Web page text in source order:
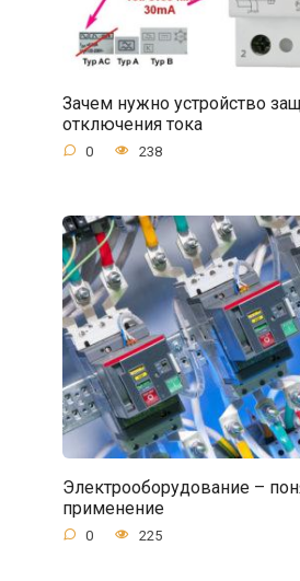
Зачем нужно устройство
отключения тока
0 238
Электрооборудование –
применение
0 225